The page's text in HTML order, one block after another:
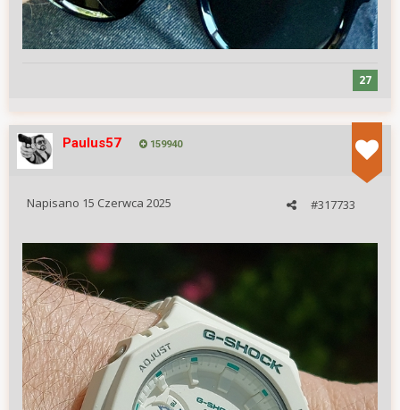
27
Paulus57 159940
#317733
Napisano 15 Czerwca 2025